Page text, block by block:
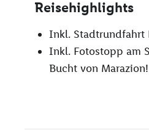
Reisehighlights
Inkl. Stadtrundfahrt
Inkl. Fotostopp am
Bucht von Marazion!